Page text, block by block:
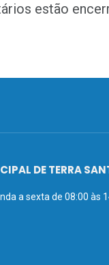
estão
DE TERRA
a sexta de 08:00 às